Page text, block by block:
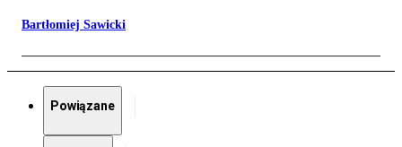
Bartłomiej Sawicki
Powiązane